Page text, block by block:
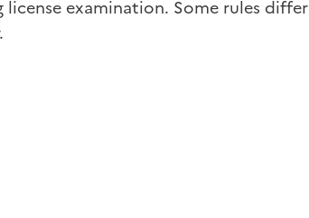
examination. Some rules differ